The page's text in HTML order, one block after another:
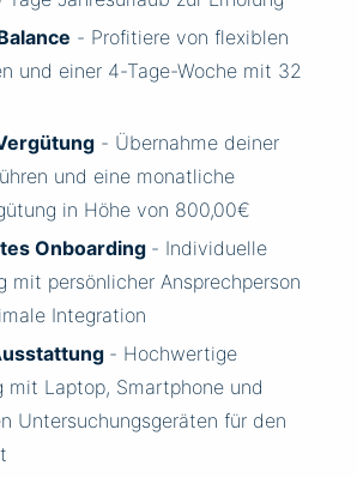
- Profitiere von flexiblen
und einer 4-Tage-Woche mit 32
- Übernahme deiner
und eine monatliche
in Höhe von 800,00€
Onboarding - Individuelle
mit persönlicher Ansprechperson
Integration
- Hochwertige
mit Laptop, Smartphone und
Untersuchungsgeräten für den